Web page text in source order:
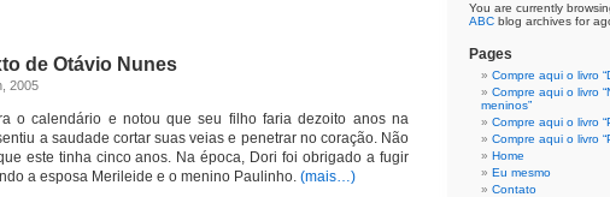
de Otávio Nunes
2005
o calendário e notou que seu filho faria dezoito anos na
a saudade cortar suas veias e penetrar no coração. Não
este tinha cinco anos. Na época, Dori foi obrigado a fugir
a esposa Merileide e o menino Paulinho. (mais…)
You are currently
ABC blog archives for
Pages
Compre aqui o livro
Compre aqui o livro
meninos”
Compre aqui o livro
Compre aqui o livro
Home
Eu mesmo
Contato